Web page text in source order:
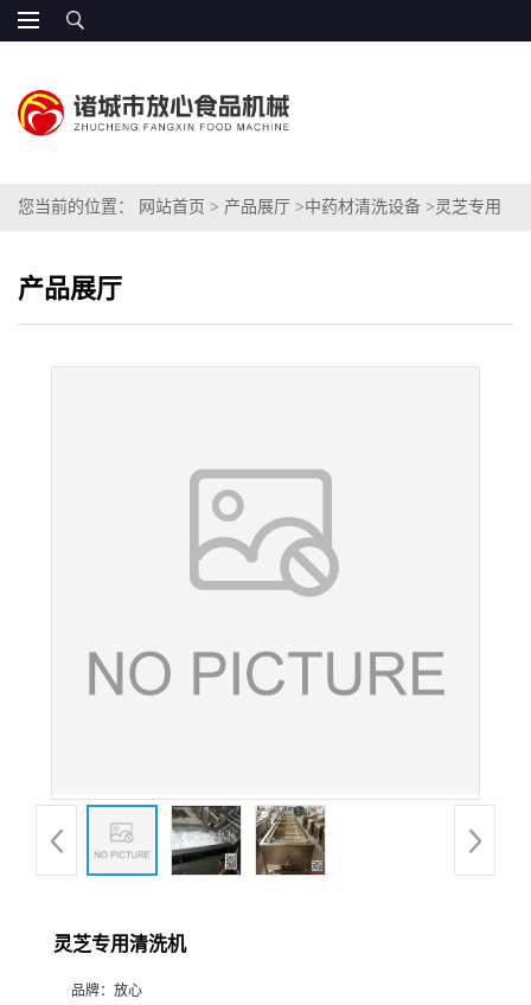
您当前的位置： 网站首页 > 产品展厅 >中药材清洗设备 >灵芝专用
产品展厅
灵芝专用清洗机
品牌： 放心